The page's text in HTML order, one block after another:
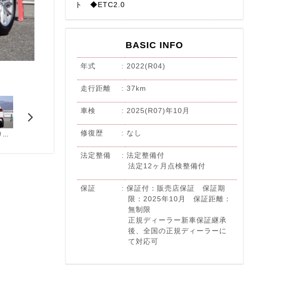
◆ハンズフリーテールゲート ◆純正フロアマット ◆ETC2.0
ト ◆ETC2.0
BASIC INFO
年式 2022(R04)
走行距離 37km
車検 2025(R07)年10月
修復歴 なし
法定整備
法定整備付
法定12ヶ月点検整備付
保証
保証付：販売店保証 保証期
限：2025年10月 保証距離：
無制限
正規ディーラー新車保証継承
後、全国の正規ディーラーに
て対応可